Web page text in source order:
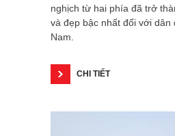
nghịch từ hai phía đã trở
và đẹp bậc nhất đối với dân
Nam.
CHI TIẾT